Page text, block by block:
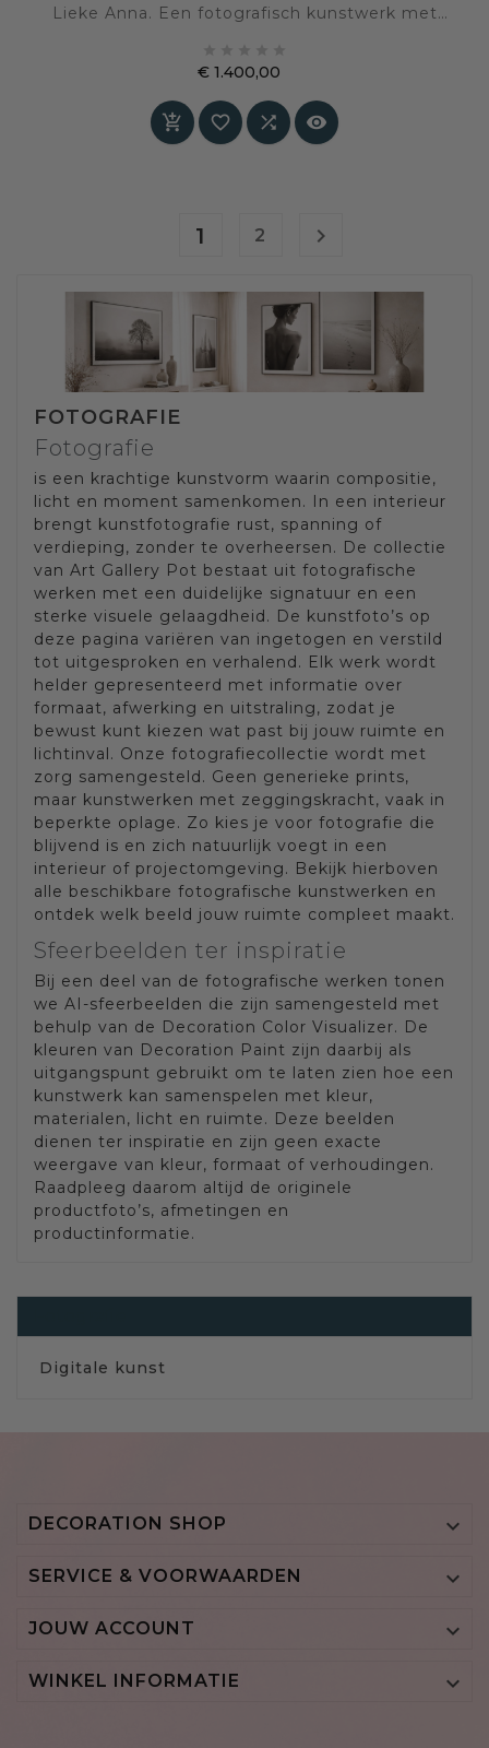
Lieke Anna. Een fotografisch kunstwerk met
expressie centraal staan.
€ 1.400,00
   
1 2 
FOTOGRAFIE
Fotografie
is een krachtige kunstvorm waarin compositie,
licht en moment samenkomen. In een interieur
brengt kunstfotografie rust, spanning of
verdieping, zonder te overheersen. De collectie
van Art Gallery Pot bestaat uit fotografische
werken met een duidelijke signatuur en een
sterke visuele gelaagdheid. De kunstfoto’s op
deze pagina variëren van ingetogen en verstild
tot uitgesproken en verhalend. Elk werk wordt
helder gepresenteerd met informatie over
formaat, afwerking en uitstraling, zodat je
bewust kunt kiezen wat past bij jouw ruimte en
lichtinval. Onze fotografiecollectie wordt met
zorg samengesteld. Geen generieke prints,
maar kunstwerken met zeggingskracht, vaak in
beperkte oplage. Zo kies je voor fotografie die
blijvend is en zich natuurlijk voegt in een
interieur of projectomgeving. Bekijk hierboven
alle beschikbare fotografische kunstwerken en
ontdek welk beeld jouw ruimte compleet maakt.
Sfeerbeelden ter inspiratie
Bij een deel van de fotografische werken tonen
we AI-sfeerbeelden die zijn samengesteld met
behulp van de Decoration Color Visualizer. De
kleuren van Decoration Paint zijn daarbij als
uitgangspunt gebruikt om te laten zien hoe een
kunstwerk kan samenspelen met kleur,
materialen, licht en ruimte. Deze beelden
dienen ter inspiratie en zijn geen exacte
weergave van kleur, formaat of verhoudingen.
Raadpleeg daarom altijd de originele
productfoto’s, afmetingen en
productinformatie.
Digitale kunst
DECORATION SHOP 
SERVICE & VOORWAARDEN 
JOUW ACCOUNT 
WINKEL INFORMATIE 